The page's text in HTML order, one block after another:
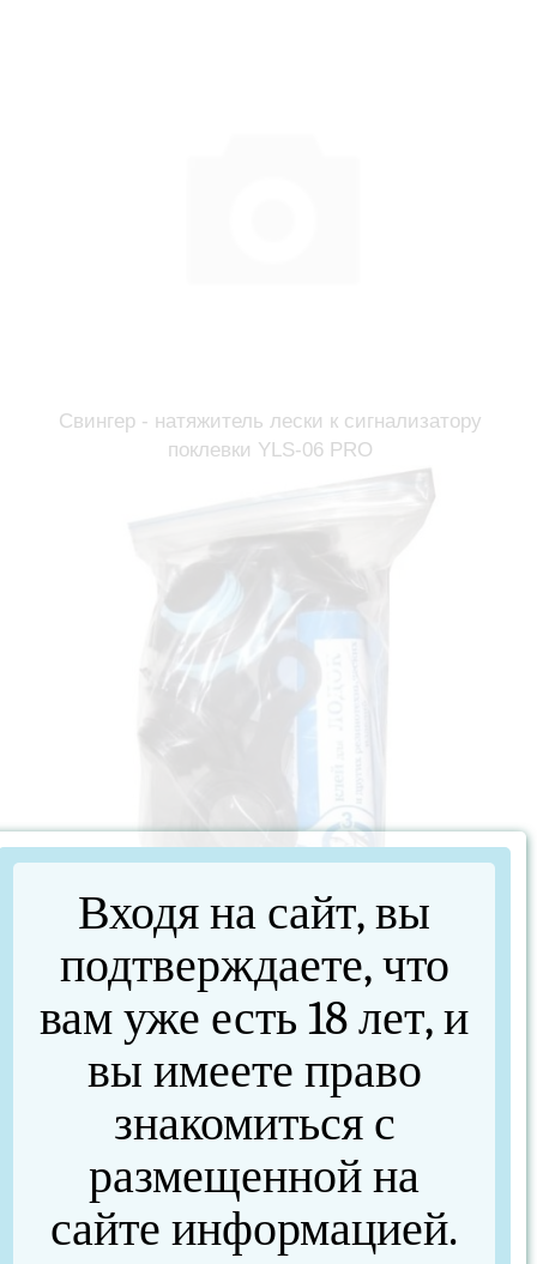
Свингер - натяжитель лески к сигнализатору
поклевки YLS-06 PRO
Ремкомплект ПВХ лодок и матрасов в тубусе
Входя на сайт, вы
подтверждаете, что
вам уже есть 18 лет, и
вы имеете право
знакомиться с
размещенной на
сайте информацией.